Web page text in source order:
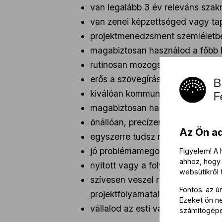
van legalább 3 év releváns
van zenei képzettséged vagy
projektmenedzsment
magabiztosan használod a
rutinosan mozogsz a közösségi
erős a szövegírási,
kiválóan kommunikálsz
magabiztosan használod a
önállóan, precízen és
egyszerre tudsz rendszerekben
jó problémamegoldó
nyitott vagy a folyamatos
szívesen veszel részt
projektfolyamataiba
vállalod az esti vagy hétvégi
Az Ön
Figyelem! A
ahhoz,
websütikről
Fontos: az
Ezeket ön